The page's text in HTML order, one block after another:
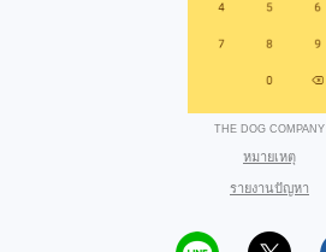
THE DOG COMPANY
หมายเหตุ
รายงานปัญหา